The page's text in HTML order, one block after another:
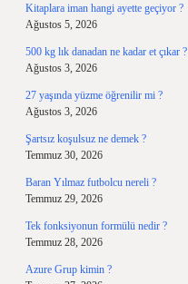
Kitaplara iman hangi ayette geçiyor ?
Ağustos 5, 2026
500 kg lık danadan ne kadar et çıkar ?
Ağustos 3, 2026
27 yaşında yüzme öğrenilir mi ?
Ağustos 3, 2026
Şartsız koşulsuz ne demek ?
Temmuz 30, 2026
Baran Yılmaz futbolcu nereli ?
Temmuz 29, 2026
Tek fonksiyonun formülü nedir ?
Temmuz 28, 2026
Azure Grup kimin ?